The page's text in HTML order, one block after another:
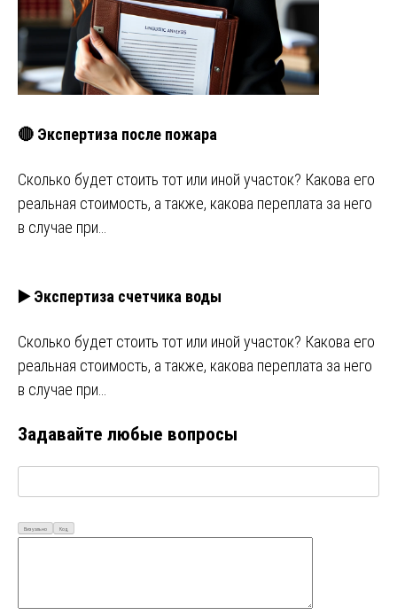
🔴 Экспертиза после пожара
Сколько будет стоить тот или иной участок? Какова его
реальная стоимость, а также, какова переплата за него
в случае при…
▶️ Экспертиза счетчика воды
Сколько будет стоить тот или иной участок? Какова его
реальная стоимость, а также, какова переплата за него
в случае при…
Задавайте любые вопросы
Визуально Код